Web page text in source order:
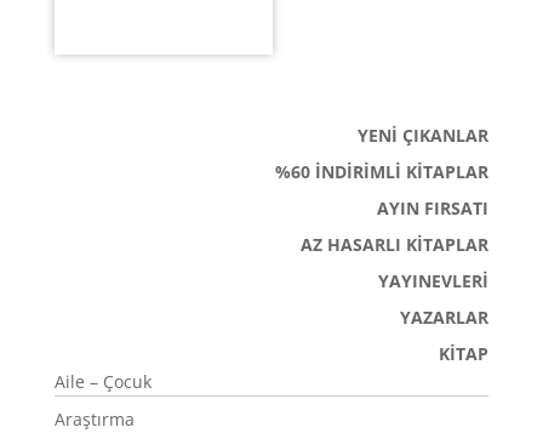
287,00₺.
YENİ ÇIKANLAR
%60 İNDİRİMLİ KİTAPLAR
AYIN FIRSATI
AZ HASARLI KİTAPLAR
YAYINEVLERİ
YAZARLAR
KİTAP
Aile – Çocuk
Araştırma